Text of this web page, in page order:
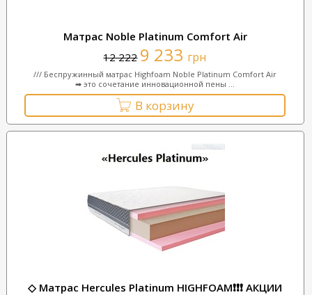
Матрас Noble Platinum Comfort Air
12 222 9 233 грн
/// Беспружинный матрас Highfoam Noble Platinum Comfort Air
➡ это сочетание инновационной пены ...
В корзину
◇ Матрас Hercules Platinum HIGHFOAM❗❗❗ АКЦИИ